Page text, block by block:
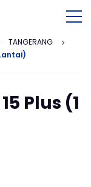
TANGERANG
Plus (1